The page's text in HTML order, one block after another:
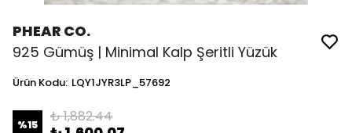
PHEAR CO.
925 Gümüş | Minimal Kalp Şeritli Yüzük
Ürün Kodu: LQY1JYR3LP_57692
%15 ₺ 1,882.44